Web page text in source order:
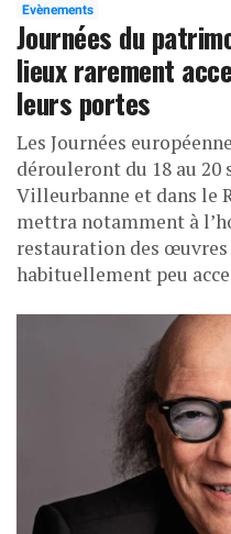
Evènements
Journées du
lieux rarement
leurs portes
Les Journées
dérouleront du 18 au 20
Villeurbanne et dans le
mettra notamment à
restauration des
habituellement peu